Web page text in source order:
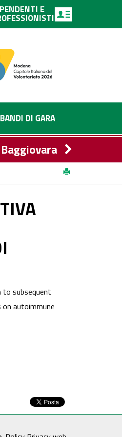
E
BANDI DI GARA
Baggiovara
to subsequent
autoimmune